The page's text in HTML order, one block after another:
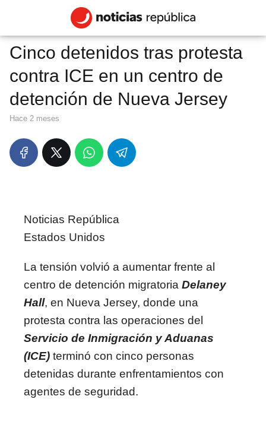
Cinco detenidos tras protesta
contra ICE en un centro de
detención de Nueva Jersey
hace 2 meses
Noticias República
Estados Unidos
La tensión volvió a aumentar frente al
centro de detención migratoria Delaney
Hall, en Nueva Jersey, donde una
protesta contra las operaciones del
Servicio de Inmigración y Aduanas
(ICE) terminó con cinco personas
detenidas durante enfrentamientos con
agentes de seguridad.